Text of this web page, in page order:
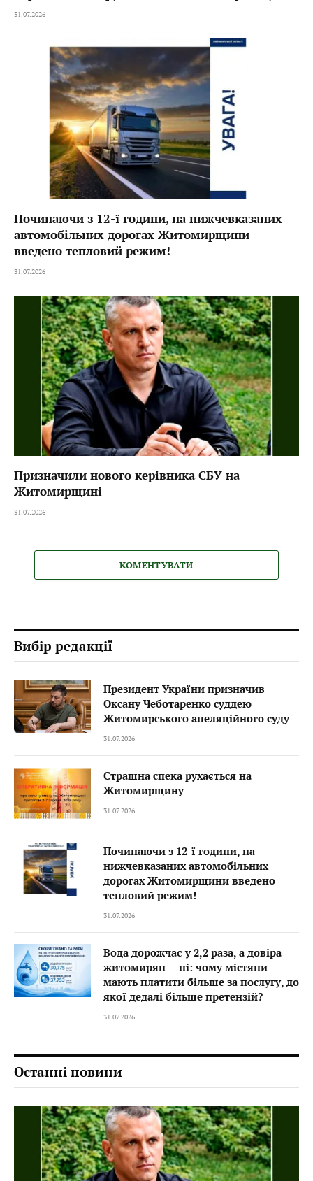
31.07.2026
Починаючи з 12-ї години, на нижчевказаних
автомобільних дорогах Житомирщини
введено тепловий режим!
31.07.2026
Призначили нового керівника СБУ на
Житомирщині
31.07.2026
КОМЕНТУВАТИ
Вибір редакції
Президент України призначив
Оксану Чеботаренко суддею
Житомирського апеляційного суду
31.07.2026
Страшна спека рухається на
Житомирщину
31.07.2026
Починаючи з 12-ї години, на
нижчевказаних автомобільних
дорогах Житомирщини введено
тепловий режим!
31.07.2026
Вода дорожчає у 2,2 раза, а довіра
житомирян — ні: чому містяни
мають платити більше за послугу, до
якої дедалі більше претензій?
31.07.2026
Останні новини